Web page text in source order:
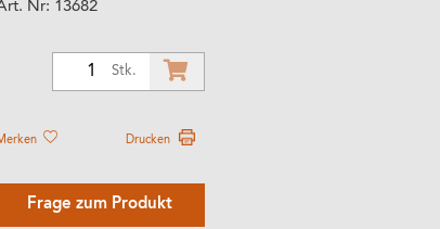
Nr: 13682
Stk.
Drucken
Frage zum Produkt